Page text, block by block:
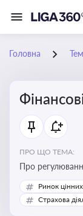
Головна
ПРО ЩО ТЕМА:
Про
управління
дотримання
Ринок
Страхова